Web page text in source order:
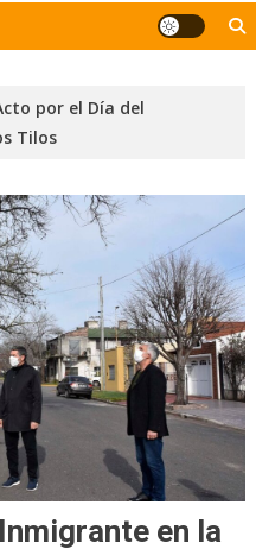
por el Día del
Tilos
en la